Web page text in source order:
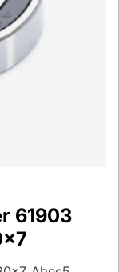
61903